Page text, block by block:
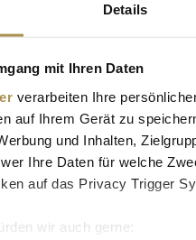
Details
mit Ihren Daten
verarbeiten Ihre
auf Ihrem Gerät zu
und Inhalten,
Ihre Daten für welche
auf das Privacy Trigger
wir auch gerne: